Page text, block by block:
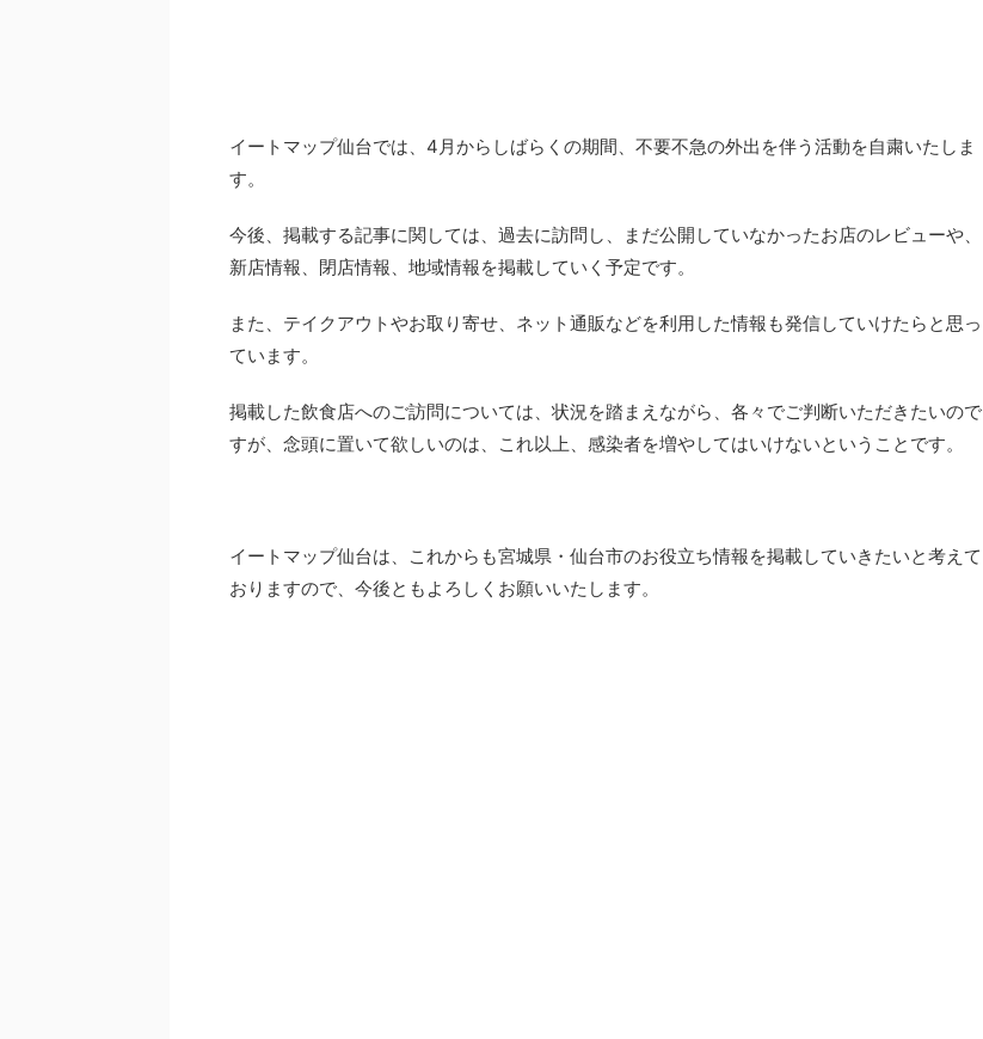
イートマップ仙台では、4月からしばらくの期間、不要不急の外出を伴う活動を自粛いたしま
す。
今後、掲載する記事に関しては、過去に訪問し、まだ公開していなかったお店のレビューや、
新店情報、閉店情報、地域情報を掲載していく予定です。
また、テイクアウトやお取り寄せ、ネット通販などを利用した情報も発信していけたらと思っ
ています。
掲載した飲食店へのご訪問については、状況を踏まえながら、各々でご判断いただきたいので
すが、念頭に置いて欲しいのは、これ以上、感染者を増やしてはいけないということです。
イートマップ仙台は、これからも宮城県・仙台市のお役立ち情報を掲載していきたいと考えて
おりますので、今後ともよろしくお願いいたします。